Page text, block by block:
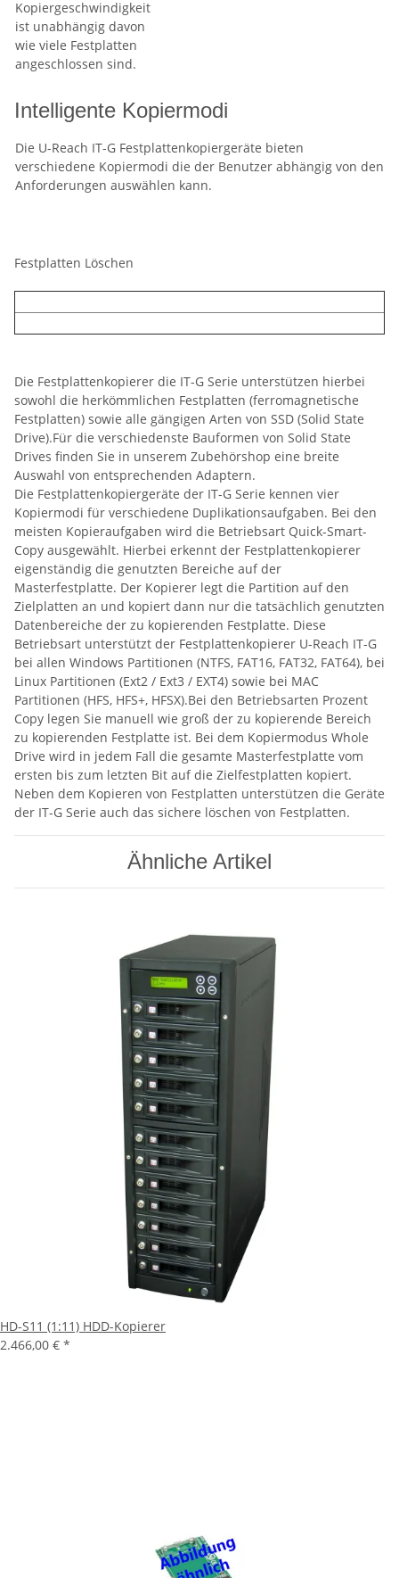
Kopiergeschwindigkeit
ist unabhängig davon
wie viele Festplatten
angeschlossen sind.
Intelligente Kopiermodi
Die U-Reach IT-G Festplattenkopiergeräte bieten
verschiedene Kopiermodi die der Benutzer abhängig von den
Anforderungen auswählen kann.
Festplatten Löschen
Die Festplattenkopierer die IT-G Serie unterstützen hierbei
sowohl die herkömmlichen Festplatten (ferromagnetische
Festplatten) sowie alle gängigen Arten von SSD (Solid State
Drive).Für die verschiedenste Bauformen von Solid State
Drives finden Sie in unserem Zubehörshop eine breite
Auswahl von entsprechenden Adaptern.
Die Festplattenkopiergeräte der IT-G Serie kennen vier
Kopiermodi für verschiedene Duplikationsaufgaben. Bei den
meisten Kopieraufgaben wird die Betriebsart Quick-Smart-
Copy ausgewählt. Hierbei erkennt der Festplattenkopierer
eigenständig die genutzten Bereiche auf der
Masterfestplatte. Der Kopierer legt die Partition auf den
Zielplatten an und kopiert dann nur die tatsächlich genutzten
Datenbereiche der zu kopierenden Festplatte. Diese
Betriebsart unterstützt der Festplattenkopierer U-Reach IT-G
bei allen Windows Partitionen (NTFS, FAT16, FAT32, FAT64), bei
Linux Partitionen (Ext2 / Ext3 / EXT4) sowie bei MAC
Partitionen (HFS, HFS+, HFSX).Bei den Betriebsarten Prozent
Copy legen Sie manuell wie groß der zu kopierende Bereich
zu kopierenden Festplatte ist. Bei dem Kopiermodus Whole
Drive wird in jedem Fall die gesamte Masterfestplatte vom
ersten bis zum letzten Bit auf die Zielfestplatten kopiert.
Neben dem Kopieren von Festplatten unterstützen die Geräte
der IT-G Serie auch das sichere löschen von Festplatten.
Ähnliche Artikel
HD-S11 (1:11) HDD-Kopierer
2.466,00 € *